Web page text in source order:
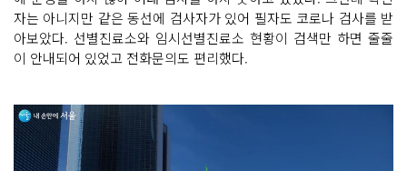
자는 아니지만 같은 동선에 검사자가 있어 필자도 코로나 검사를 받
아보았다. 선별진료소와 임시선별진료소 현황이 검색만 하면 줄줄
이 안내되어 있었고 전화문의도 편리했다.